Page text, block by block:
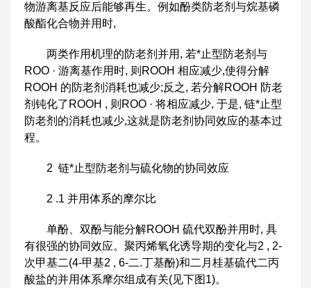
物游离基反应后能够再生。例如酚类防老剂与烷基磷
酸酯化合物并用时,
两类作用机理的防老剂并用, 若*止型防老剂与
ROO · 游离基作用时, 则ROOH 相应减少,使得分解
ROOH 的防老剂消耗也减少;反之, 若分解ROOH 防老
剂钝化了ROOH , 则ROO · 将相应减少, 于是, 链*止型
防老剂的消耗也减少,这就是防老剂协同效应的基本过
程。
2 链*止型防老剂与硫化物的协同效应
2 .1 并用体系的摩尔比
单酚、双酚与能分解ROOH 硫代双酚并用时, 具
有很强的协同效应。聚丙烯氧化诱导期的变化与2 , 2-
次甲基二(4-甲基2 , 6-二.丁基酚)和二月桂基硫代二丙
酸盐的并用体系摩尔组成有关(见下图1)。